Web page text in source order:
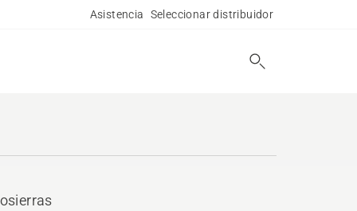
Asistencia Seleccionar distribuidor